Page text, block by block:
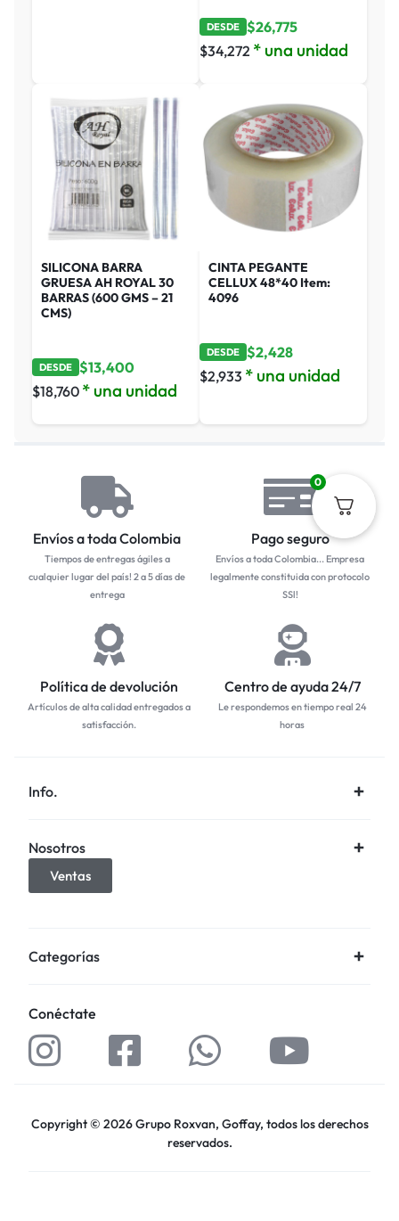
DESDE $26,775
$34,272 * una unidad
SILICONA BARRA
GRUESA AH ROYAL 30
BARRAS (600 GMS – 21
CMS)
DESDE $13,400
$18,760 * una unidad
CINTA PEGANTE
CELLUX 48*40 Item:
4096
DESDE $2,428
$2,933 * una unidad
Envíos a toda Colombia
Tiempos de entregas ágiles a
cualquier lugar del país! 2 a 5 días de
entrega
Pago seguro
Envíos a toda Colombia... Empresa
legalmente constituida con protocolo
SSl!
Política de devolución
Artículos de alta calidad entregados a
satisfacción.
Centro de ayuda 24/7
Le respondemos en tiempo real 24
horas
Info.
Nosotros
Ventas
Categorías
Conéctate
Copyright © 2026 Grupo Roxvan, Goffay, todos los derechos
reservados.
0